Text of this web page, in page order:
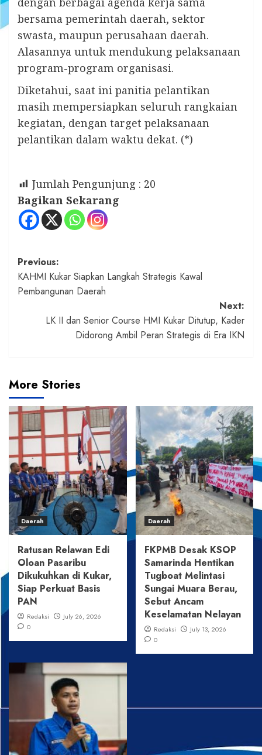
bersama pemerintah daerah, sektor
swasta, maupun perusahaan daerah.
Alasannya untuk mendukung pelaksanaan
program-program organisasi.
Diketahui, saat ini panitia pelantikan
masih mempersiapkan seluruh rangkaian
kegiatan, dengan target pelaksanaan
pelantikan dalam waktu dekat. (*)
Jumlah Pengunjung : 20
Bagikan Sekarang
Post
navigation
Previous:
KAHMI Kukar Siapkan Langkah Strategis Kawal
Pembangunan Daerah
Next:
LK II dan Senior Course HMI Kukar Ditutup, Kader
Didorong Ambil Peran Strategis di Era IKN
More Stories
Daerah
Ratusan Relawan Edi
Oloan Pasaribu
Dikukuhkan di Kukar,
Siap Perkuat Basis
PAN
Redaksi
July 26, 2026
0
Daerah
FKPMB Desak KSOP
Samarinda Hentikan
Tugboat Melintasi
Sungai Muara Berau,
Sebut Ancam
Keselamatan Nelayan
Redaksi
July 13, 2026
0